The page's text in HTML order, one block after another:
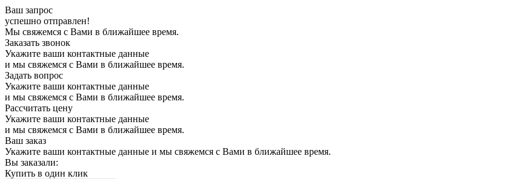
Ваш запрос
успешно отправлен!
Мы свяжемся с Вами в ближайшее время.
Заказать звонок
Укажите ваши контактные данные
и мы свяжемся с Вами в ближайшее время.
Задать вопрос
Укажите ваши контактные данные
и мы свяжемся с Вами в ближайшее время.
Рассчитать цену
Укажите ваши контактные данные
и мы свяжемся с Вами в ближайшее время.
Ваш заказ
Укажите ваши контактные данные и мы свяжемся с Вами в ближайшее время.
Вы заказали:
Купить в один клик